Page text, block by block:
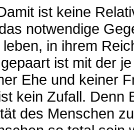
ist keine
notwendige
leben, in ihrem
ist mit der
Ehe und keiner
Zufall. Denn
des Menschen